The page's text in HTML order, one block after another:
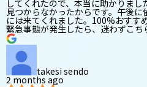
してくれたので、本当に助かりま
見つからなかったからです。午後
には来てくれました。100%おすす
緊急事態が発生したら、迷わずこち
takesi sendo
2 months ago